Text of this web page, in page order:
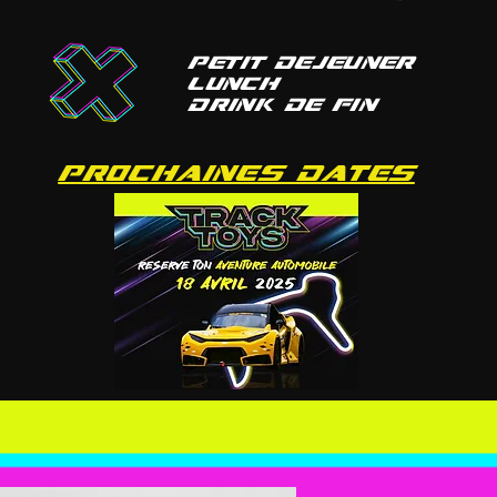
petit dejeuner
lunch
drink de fin
prochaines dates